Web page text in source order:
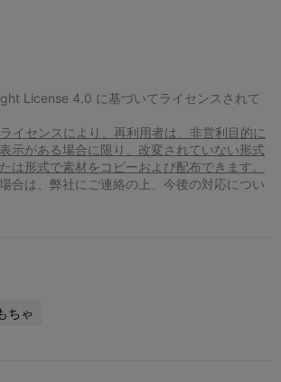
License 4.0 に基づいてライセンスされて
イセンスにより、再利用者は、非営利目的に
示がある場合に限り、改変されていない形式
は形式で素材をコピーおよび配布できます。
合は、弊社にご連絡の上、今後の対応につい
ちゃ